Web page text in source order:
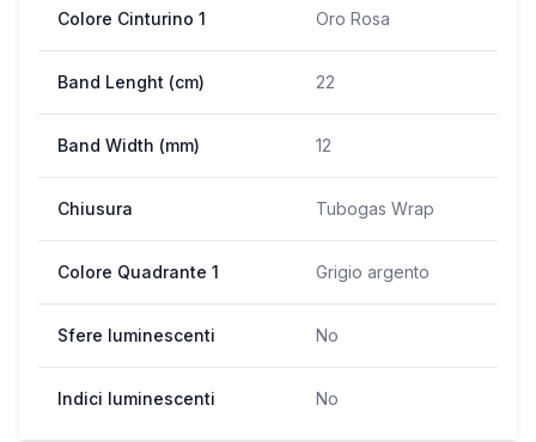
Colore Cinturino 1 Oro Rosa
Band Lenght (cm) 22
Band Width (mm) 12
Chiusura Tubogas Wrap
Colore Quadrante 1 Grigio argento
Sfere luminescenti No
Indici luminescenti No